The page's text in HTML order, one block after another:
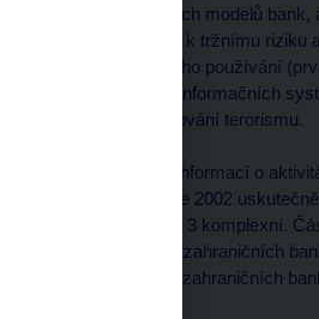
patří prověřování vlastních modelů
kapitálových požadavků k tržnímu
bankovního dohledu k jeho používání
prosinci 2002), kontroly informačních
trestné činnosti a financování terorismu.
K získání dodatečných informací o
zahraničních bank v roce 2002
bank, z toho 53 dílčích a 3 komplexní.
řízení rizik v pobočkách zahraničních
dohledu nad pobočkami zahraničních